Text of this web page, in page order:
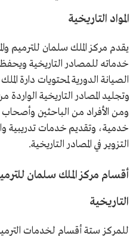
المواد التاريخية
يقدم مركز الملك سلمان للترميم
خدماته للمصادر التاريخية
الصيانة الدورية لمحتويات دارة
وتجليد المصادر التاريخية
ومن الأفراد من الباحثين
خدمية، وتقديم خدمات تدريبية
التزوير في المصادر التاريخية.
أقسام مركز الملك سلمان
التاريخية
للمركز ستة أقسام لخدمات